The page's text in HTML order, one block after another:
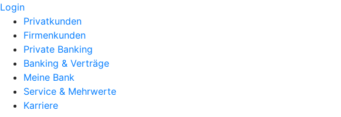
Login
Privatkunden
Firmenkunden
Private Banking
Banking & Verträge
Meine Bank
Service & Mehrwerte
Karriere